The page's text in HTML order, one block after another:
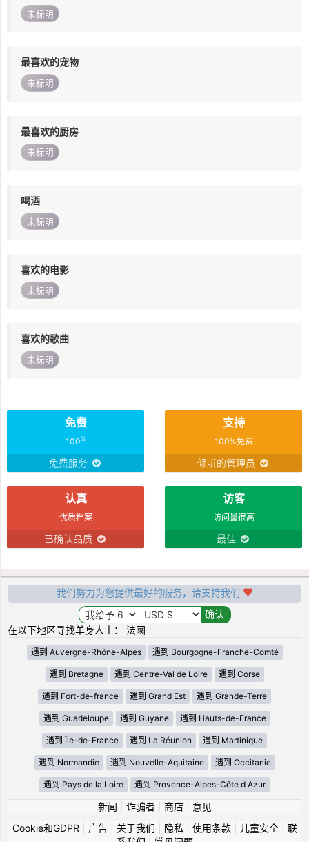
未标明
最喜欢的宠物
未标明
最喜欢的厨房
未标明
喝酒
未标明
喜欢的电影
未标明
喜欢的歌曲
未标明
免费
100%
免费服务
支持
100%免费
倾听的管理员
认真
优质档案
已确认品质
访客
访问量很高
最佳
我们努力为您提供最好的服务，请支持我们
在以下地区寻找单身人士： 法國
遇到 Auvergne-Rhône-Alpes 遇到 Bourgogne-Franche-Comté
遇到 Bretagne 遇到 Centre-Val de Loire 遇到 Corse
遇到 Fort-de-france 遇到 Grand Est 遇到 Grande-Terre
遇到 Guadeloupe 遇到 Guyane 遇到 Hauts-de-France
遇到 Île-de-France 遇到 La Réunion 遇到 Martinique
遇到 Normandie 遇到 Nouvelle-Aquitaine 遇到 Occitanie
遇到 Pays de la Loire 遇到 Provence-Alpes-Côte d Azur
新闻 诈骗者| 商店| 意见
Cookie和GDPR
广告| 关于我们 隐私 使用条款| 儿童安全| 联